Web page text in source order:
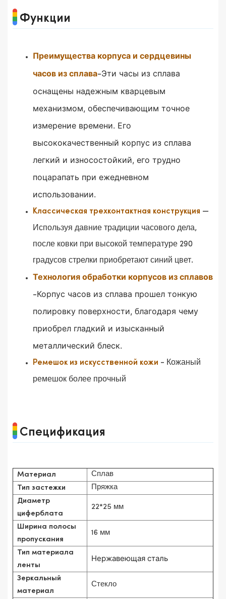
Функции
Преимущества корпуса и сердцевины
часов из сплава-Эти часы из сплава
оснащены надежным кварцевым
механизмом, обеспечивающим точное
измерение времени. Его
высококачественный корпус из сплава
легкий и износостойкий, его трудно
поцарапать при ежедневном
использовании.
Классическая трехконтактная конструкция —
Используя давние традиции часового дела,
после ковки при высокой температуре 290
градусов стрелки приобретают синий цвет.
Технология обработки корпусов из сплавов
-Корпус часов из сплава прошел тонкую
полировку поверхности, благодаря чему
приобрел гладкий и изысканный
металлический блеск.
Ремешок из искусственной кожи - Кожаный
ремешок более прочный
Спецификация
Материал Сплав
Тип застежки Пряжка
Диаметр
циферблата
22*25 мм
Ширина полосы
пропускания
16 мм
Тип материала
ленты
Нержавеющая сталь
Зеркальный
материал
Стекло